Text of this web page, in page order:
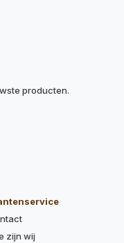
producten.
zijn wij